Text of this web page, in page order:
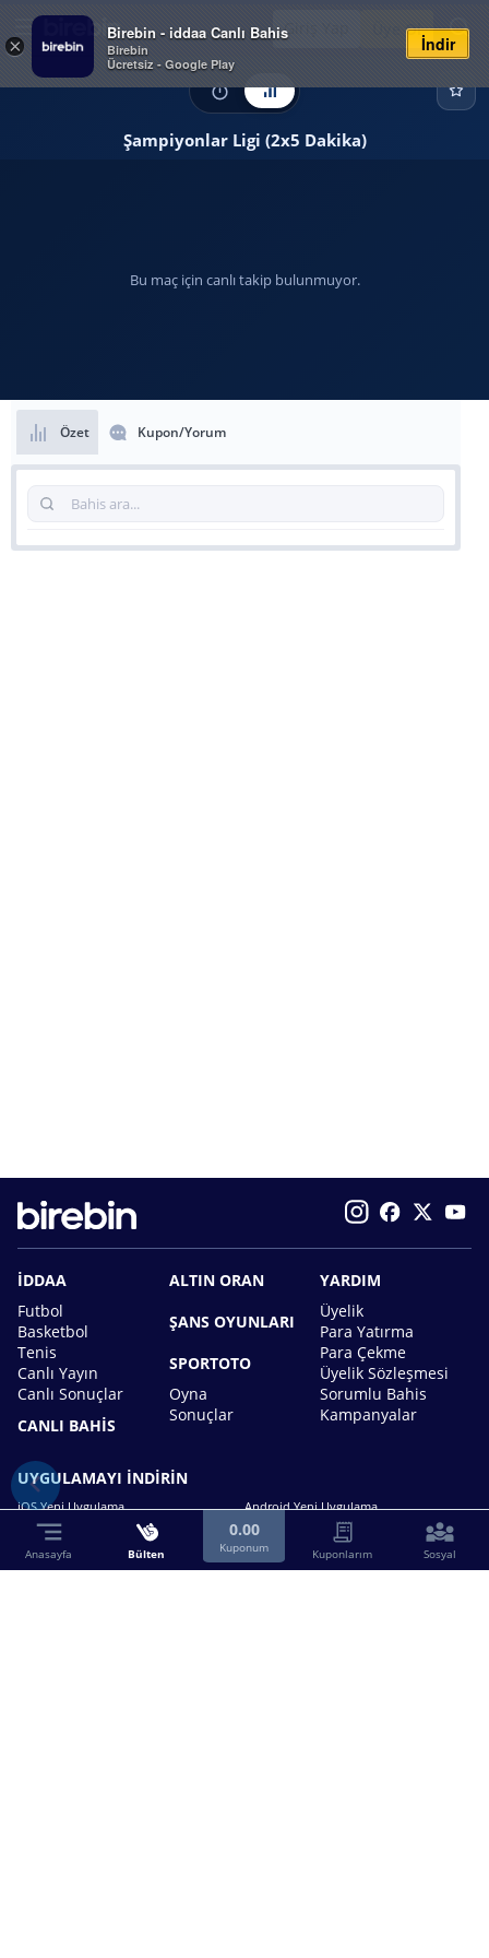
×
Birebin - iddaa Canlı Bahis
Birebin
Ücretsiz - Google Play
İndir
Giriş Yap Üye Ol
Şampiyonlar Ligi (2x5 Dakika)
Bu maç için canlı takip bulunmuyor.
Özet Kupon/Yorum
İDDAA
Futbol
Basketbol
Tenis
Canlı Yayın
Canlı Sonuçlar
CANLI BAHİS
ALTIN ORAN
ŞANS OYUNLARI
SPORTOTO
Oyna
Sonuçlar
YARDIM
Üyelik
Para Yatırma
Para Çekme
Üyelik Sözleşmesi
Sorumlu Bahis
Kampanyalar
UYGULAMAYI İNDİRİN
iOS Yeni Uygulama Android Yeni Uygulama
Anasayfa Bülten
0.00
Kuponum Kuponlarım Sosyal